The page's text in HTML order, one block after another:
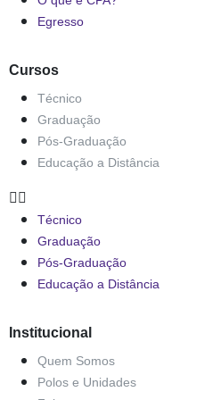
Egresso
Cursos
Técnico
Graduação
Pós-Graduação
Educação a Distância
Técnico
Graduação
Pós-Graduação
Educação a Distância
Institucional
Quem Somos
Polos e Unidades